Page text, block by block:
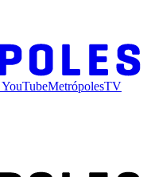
YouTubeMetrópolesTV